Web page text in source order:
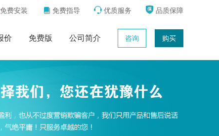
免费安装  免费指导  优质服务  品质保障
价 免费版 公司简介 咨询 购买